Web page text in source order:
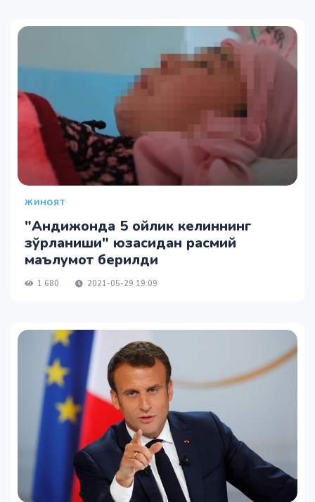
ЖИНОЯТ
"Андижонда 5 ойлик келиннинг
зўрланиши" юзасидан расмий
маълумот берилди
1 680 2021-05-29 19:09